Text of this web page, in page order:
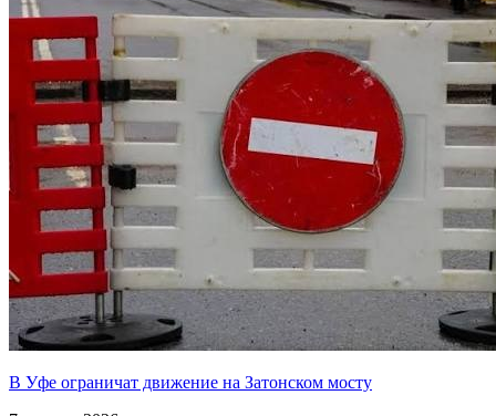
В Уфе ограничат движение на Затонском мосту